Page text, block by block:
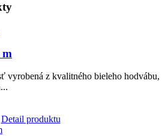
vyrobená z kvalitného bieleho hodvábu,
Detail produktu